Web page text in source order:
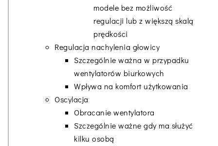
modele bez możliwość
regulacji lub z większą skalą
prędkości
Regulacja nachylenia głowicy
Szczególnie ważna w przypadku
wentylatorów biurkowych
Wpływa na komfort użytkowania
Oscylacja
Obracanie wentylatora
Szczególnie ważne gdy ma służyć
kilku osobą